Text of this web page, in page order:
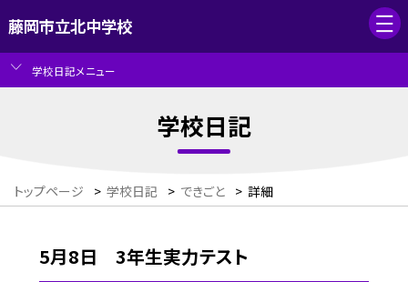
藤岡市立北中学校
学校日記メニュー
学校日記
トップページ > 学校日記 > できごと > 詳細
5月8日 3年生実力テスト